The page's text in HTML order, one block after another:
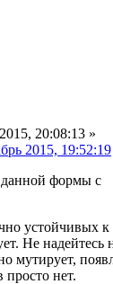
20:08:13 »
2015, 19:52:19
формы с
устойчивых
Не
мутирует,
просто нет.